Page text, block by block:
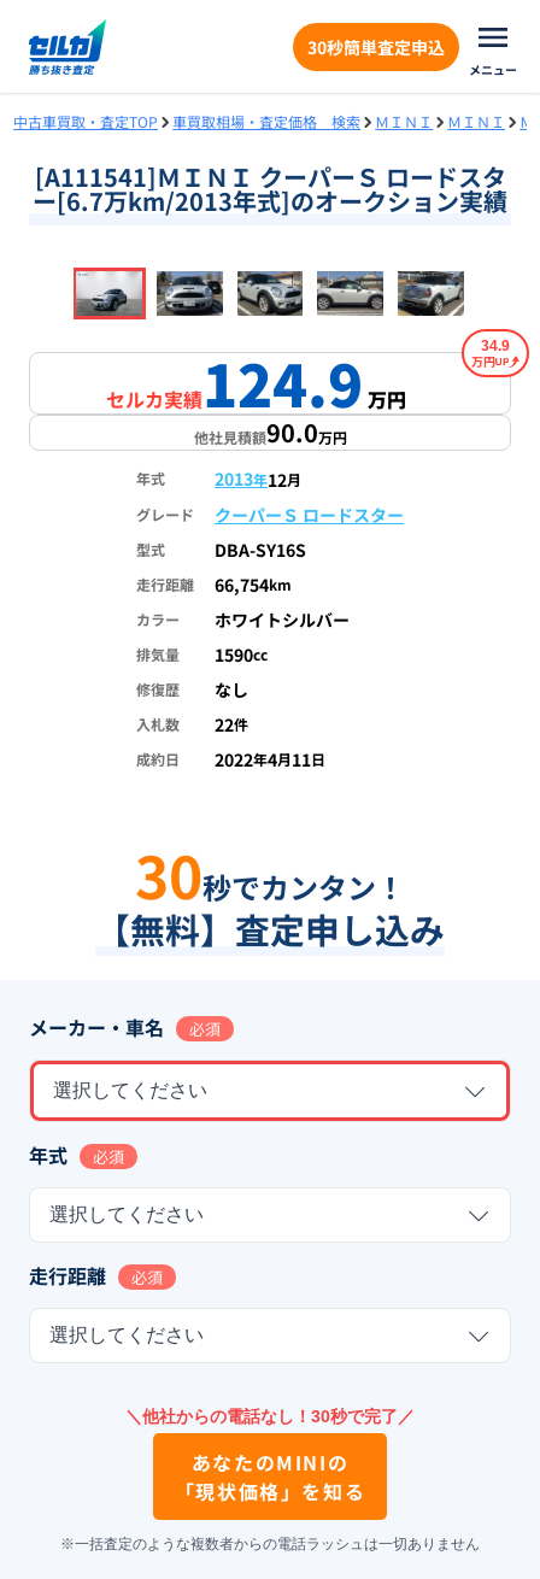
30秒簡単査定申込
メニュー
中古車買取・査定TOP 車買取相場・査定価格 検索 ＭＩＮＩ ＭＩＮＩ Ｍ
[A111541]ＭＩＮＩ クーパーＳ ロードスタ
ー[6.7万km/2013年式]のオークション実績
1/17
セルカ実績124.9万円
34.9
万円
他社見積額90.0万円
年式 2013年12月
グレード
クーパーＳ ロードスター
型式 DBA-SY16S
走行距離 66,754km
カラー
ホワイトシルバー
排気量 1590cc
修復歴
なし
入札数 22件
成約日
2022年4月11日
30秒でカンタン！
【無料】査定申し込み
メーカー・車名 必須
選択してください
年式 必須
選択してください
走行距離 必須
選択してください
＼他社からの電話なし！30秒で完了／
あなたのMINIの
「現状価格」を知る
※一括査定のような複数者からの電話ラッシュは一切ありません